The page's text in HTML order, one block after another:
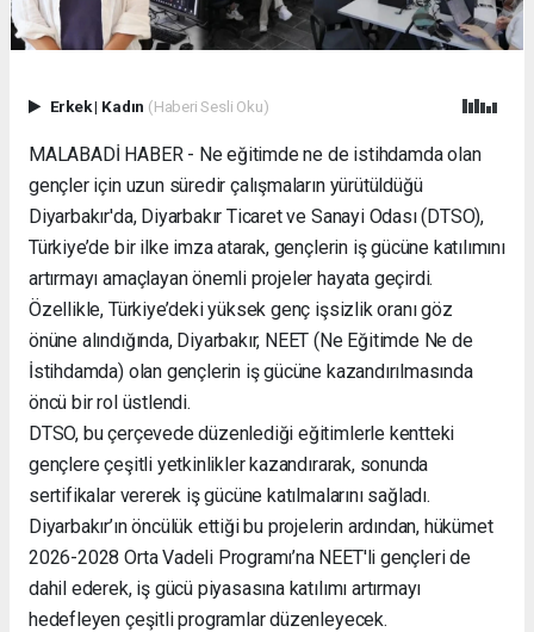
Erkek| Kadın (Haberi Sesli Oku)
MALABADİ HABER - Ne eğitimde ne de istihdamda olan
gençler için uzun süredir çalışmaların yürütüldüğü
Diyarbakır'da, Diyarbakır Ticaret ve Sanayi Odası (DTSO),
Türkiye’de bir ilke imza atarak, gençlerin iş gücüne katılımını
artırmayı amaçlayan önemli projeler hayata geçirdi.
Özellikle, Türkiye’deki yüksek genç işsizlik oranı göz
önüne alındığında, Diyarbakır, NEET (Ne Eğitimde Ne de
İstihdamda) olan gençlerin iş gücüne kazandırılmasında
öncü bir rol üstlendi.
DTSO, bu çerçevede düzenlediği eğitimlerle kentteki
gençlere çeşitli yetkinlikler kazandırarak, sonunda
sertifikalar vererek iş gücüne katılmalarını sağladı.
Diyarbakır’ın öncülük ettiği bu projelerin ardından, hükümet
2026-2028 Orta Vadeli Programı’na NEET'li gençleri de
dahil ederek, iş gücü piyasasına katılımı artırmayı
hedefleyen çeşitli programlar düzenleyecek.